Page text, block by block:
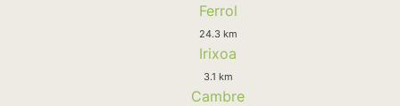
Ferrol
24.3 km
Irixoa
3.1 km
Cambre